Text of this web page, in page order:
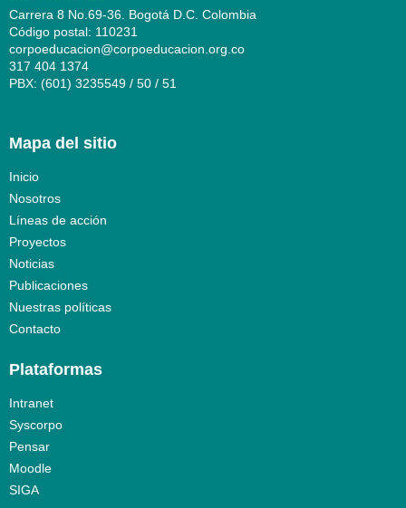
Carrera 8 No.69-36. Bogotá D.C. Colombia
Código postal: 110231
corpoeducacion@corpoeducacion.org.co
317 404 1374
PBX: (601) 3235549 / 50 / 51
Mapa del sitio
Inicio
Nosotros
Líneas de acción
Proyectos
Noticias
Publicaciones
Nuestras políticas
Contacto
Plataformas
Intranet
Syscorpo
Pensar
Moodle
SIGA